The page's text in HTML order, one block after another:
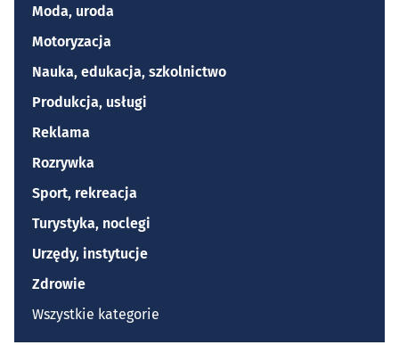
Moda, uroda
Motoryzacja
Nauka, edukacja, szkolnictwo
Produkcja, usługi
Reklama
Rozrywka
Sport, rekreacja
Turystyka, noclegi
Urzędy, instytucje
Zdrowie
Wszystkie kategorie